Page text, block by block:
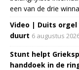
een van de drie
Video | Duits
duurt 6 augustus
Stunt helpt
handdoek in de